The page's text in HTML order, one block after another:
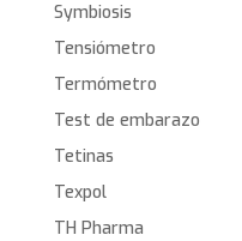
Symbiosis
Tensiómetro
Termómetro
Test de embarazo
Tetinas
Texpol
TH Pharma